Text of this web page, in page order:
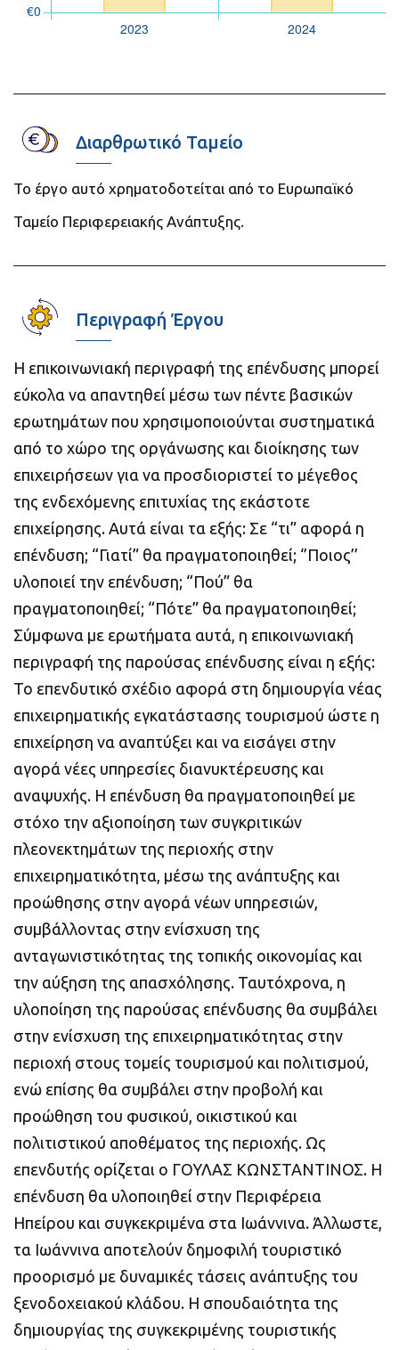
Διαρθρωτικό Ταμείο
Το έργο αυτό χρηματοδοτείται από το Ευρωπαϊκό
Ταμείο Περιφερειακής Ανάπτυξης.
Περιγραφή Έργου
Η επικοινωνιακή περιγραφή της επένδυσης μπορεί
εύκολα να απαντηθεί μέσω των πέντε βασικών
ερωτημάτων που χρησιμοποιούνται συστηματικά
από το χώρο της οργάνωσης και διοίκησης των
επιχειρήσεων για να προσδιοριστεί το μέγεθος
της ενδεχόμενης επιτυχίας της εκάστοτε
επιχείρησης. Αυτά είναι τα εξής: Σε “τι” αφορά η
επένδυση; “Γιατί” θα πραγματοποιηθεί; ‘’Ποιος’’
υλοποιεί την επένδυση; “Πού” θα
πραγματοποιηθεί; “Πότε” θα πραγματοποιηθεί;
Σύμφωνα με ερωτήματα αυτά, η επικοινωνιακή
περιγραφή της παρούσας επένδυσης είναι η εξής:
Το επενδυτικό σχέδιο αφορά στη δημιουργία νέας
επιχειρηματικής εγκατάστασης τουρισμού ώστε η
επιχείρηση να αναπτύξει και να εισάγει στην
αγορά νέες υπηρεσίες διανυκτέρευσης και
αναψυχής. Η επένδυση θα πραγματοποιηθεί με
στόχο την αξιοποίηση των συγκριτικών
πλεονεκτημάτων της περιοχής στην
επιχειρηματικότητα, μέσω της ανάπτυξης και
προώθησης στην αγορά νέων υπηρεσιών,
συμβάλλοντας στην ενίσχυση της
ανταγωνιστικότητας της τοπικής οικονομίας και
την αύξηση της απασχόλησης. Ταυτόχρονα, η
υλοποίηση της παρούσας επένδυσης θα συμβάλει
στην ενίσχυση της επιχειρηματικότητας στην
περιοχή στους τομείς τουρισμού και πολιτισμού,
ενώ επίσης θα συμβάλει στην προβολή και
προώθηση του φυσικού, οικιστικού και
πολιτιστικού αποθέματος της περιοχής. Ως
επενδυτής ορίζεται ο ΓΟΥΛΑΣ ΚΩΝΣΤΑΝΤΙΝΟΣ. Η
επένδυση θα υλοποιηθεί στην Περιφέρεια
Ηπείρου και συγκεκριμένα στα Ιωάννινα. Άλλωστε,
τα Ιωάννινα αποτελούν δημοφιλή τουριστικό
προορισμό με δυναμικές τάσεις ανάπτυξης του
ξενοδοχειακού κλάδου. Η σπουδαιότητα της
δημιουργίας της συγκεκριμένης τουριστικής